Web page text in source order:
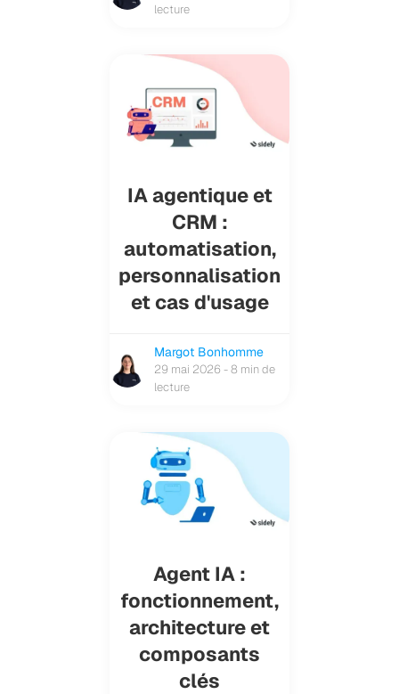
lecture
IA agentique et
CRM :
automatisation,
personnalisation
et cas d'usage
Margot Bonhomme
29 mai 2026 - 8 min de
lecture
Agent IA :
fonctionnement,
architecture et
composants
clés